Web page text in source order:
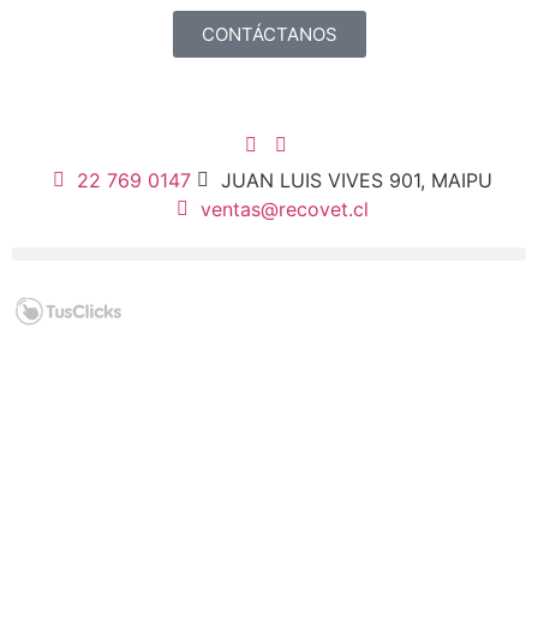
CONTÁCTANOS
22 769 0147
JUAN LUIS VIVES 901, MAIPU
ventas@recovet.cl